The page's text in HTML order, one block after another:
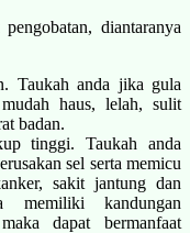
diantaranya
Taukah anda jika gula
haus, lelah, sulit
badan.
tinggi. Taukah anda
sel serta memicu
sakit jantung dan
memiliki kandungan
dapat bermanfaat